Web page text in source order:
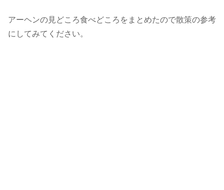
アーヘンの見どころ食べどころをまとめたので散策の参考
にしてみてください。